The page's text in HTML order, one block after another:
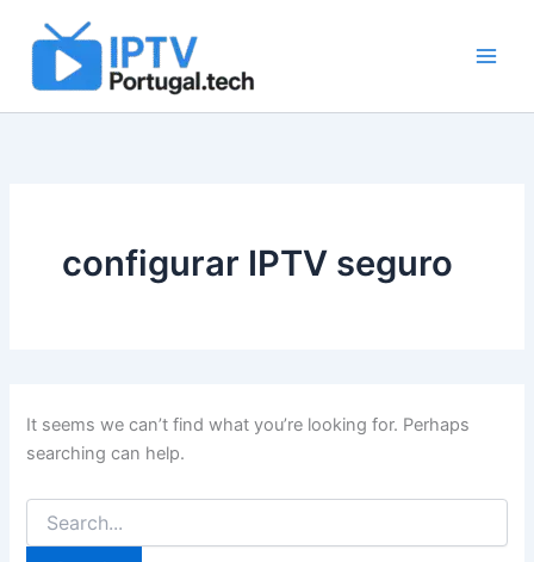
content
configurar IPTV seguro
It seems we can’t find what you’re looking for. Perhaps
searching can help.
for: